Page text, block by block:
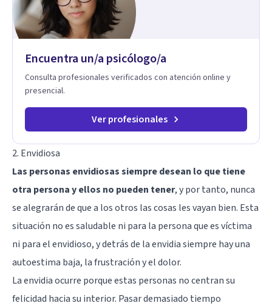
Encuentra un/a psicólogo/a
Consulta profesionales verificados con atención online y
presencial.
Ver profesionales
2. Envidiosa
Las personas envidiosas siempre desean lo que tiene
otra persona y ellos no pueden tener, y por tanto, nunca
se alegrarán de que a los otros las cosas les vayan bien. Esta
situación no es saludable ni para la persona que es víctima
ni para el envidioso, y detrás de la envidia siempre hayuna
autoestima baja, la frustración y el dolor.
La envidia ocurre porque estas personas no centran su
felicidad hacia su interior. Pasar demasiado tiempo